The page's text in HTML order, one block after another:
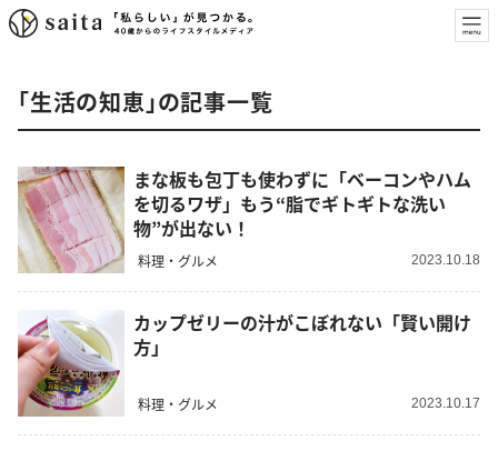
「生活の知恵」の記事一覧
まな板も包丁も使わずに「ベーコンやハム
を切るワザ」もう“脂でギトギトな洗い
物”が出ない！
料理・グルメ 2023.10.18
カップゼリーの汁がこぼれない「賢い開け
方」
料理・グルメ 2023.10.17